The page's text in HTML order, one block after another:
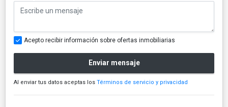
Acepto recibir información sobre ofertas inmobiliarias
Enviar mensaje
Al enviar tus datos aceptas los Términos de servicio y privacidad